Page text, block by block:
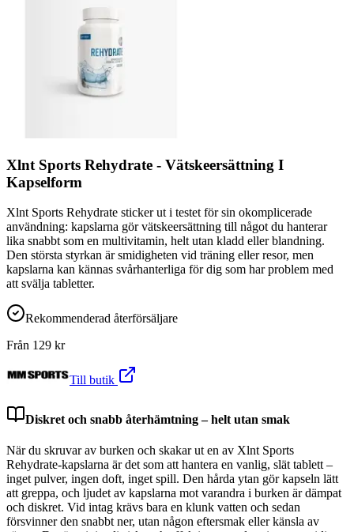
Xlnt Sports Rehydrate ‐ Vätskeersättning I
Kapselform
Xlnt Sports Rehydrate sticker ut i testet för sin okomplicerade
användning: kapslarna gör vätskeersättning till något du hanterar
lika snabbt som en multivitamin, helt utan kladd eller blandning.
Den största styrkan är smidigheten vid träning eller resor, men
kapslarna kan kännas svårhanterliga för dig som har problem med
att svälja tabletter.
Rekommenderad återförsäljare
Från 129 kr
Till butik
Diskret och snabb återhämtning – helt utan smak
När du skruvar av burken och skakar ut en av Xlnt Sports
Rehydrate-kapslarna är det som att hantera en vanlig, slät tablett –
inget pulver, ingen doft, inget spill. Den hårda ytan gör kapseln lätt
att greppa, och ljudet av kapslarna mot varandra i burken är dämpat
och diskret. Vid intag krävs bara en klunk vatten och sedan
försvinner den snabbt ner, utan någon eftersmak eller känsla av